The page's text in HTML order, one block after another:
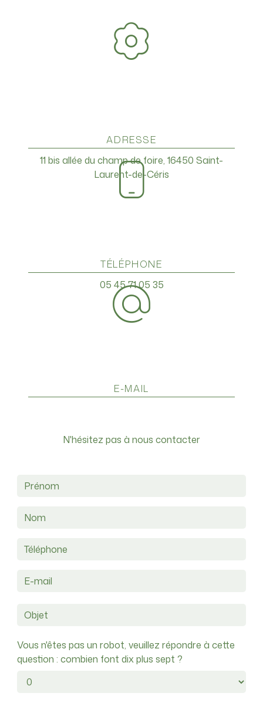
ADRESSE
11 bis allée du champ de foire, 16450 Saint-
Laurent-de-Céris
TÉLÉPHONE
05 45 71 05 35
E-MAIL
N'hésitez pas à nous contacter
Vous n'êtes pas un robot, veuillez répondre à cette
question : combien font dix plus sept ?